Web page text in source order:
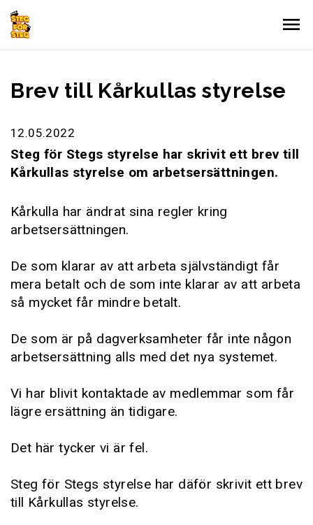
Gå till innehållet
Brev till Kårkullas styrelse
12.05.2022
Steg för Stegs styrelse har skrivit ett brev till
Kårkullas styrelse om arbetsersättningen.
Kårkulla har ändrat sina regler kring
arbetsersättningen.
De som klarar av att arbeta självständigt får
mera betalt och de som inte klarar av att arbeta
så mycket får mindre betalt.
De som är på dagverksamheter får inte någon
arbetsersättning alls med det nya systemet.
Vi har blivit kontaktade av medlemmar som får
lägre ersättning än tidigare.
Det här tycker vi är fel.
Steg för Stegs styrelse har däför skrivit ett brev
till Kårkullas styrelse.